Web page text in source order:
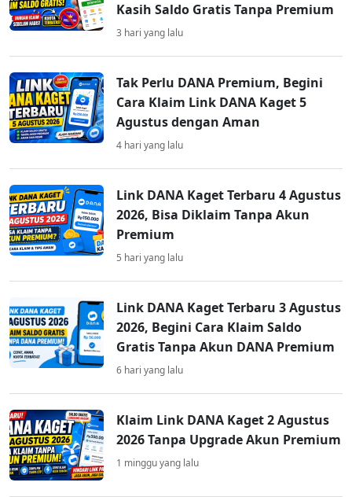
Kasih Saldo Gratis Tanpa Premium
3 hari yang lalu
Tak Perlu DANA Premium, Begini
Cara Klaim Link DANA Kaget 5
Agustus dengan Aman
4 hari yang lalu
Link DANA Kaget Terbaru 4 Agustus
2026, Bisa Diklaim Tanpa Akun
Premium
5 hari yang lalu
Link DANA Kaget Terbaru 3 Agustus
2026, Begini Cara Klaim Saldo
Gratis Tanpa Akun DANA Premium
6 hari yang lalu
Klaim Link DANA Kaget 2 Agustus
2026 Tanpa Upgrade Akun Premium
1 minggu yang lalu